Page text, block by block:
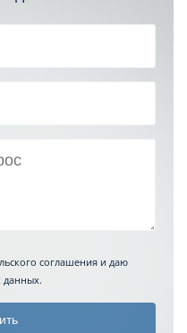
соглашения и даю
данных.